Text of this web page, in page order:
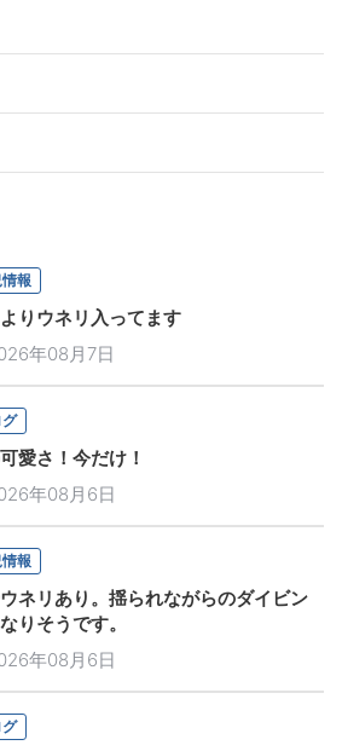
報
りウネリ入ってます
年08月7日
愛さ！今だけ！
年08月6日
報
ネリあり。揺られながらのダイビン
りそうです。
年08月6日